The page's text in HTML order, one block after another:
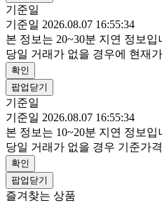
기준일
기준일 2026.08.07 16:55:34
본 정보는 20~30분 지연 정보입
당일 거래가 없을 경우에 현재
확인
팝업닫기
기준일
기준일 2026.08.07 16:55:34
본 정보는 10~20분 지연 정보입
당일 거래가 없을 경우 기준가
확인
팝업닫기
즐겨찾는 상품